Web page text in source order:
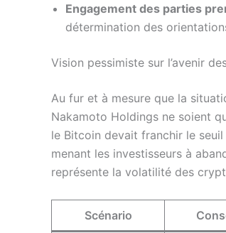
Engagement des parties
détermination des
Vision pessimiste sur l’avenir
Au fur et à mesure que la
Nakamoto Holdings ne soient
le Bitcoin devait franchir le
menant les investisseurs à
représente la volatilité des
Scénario